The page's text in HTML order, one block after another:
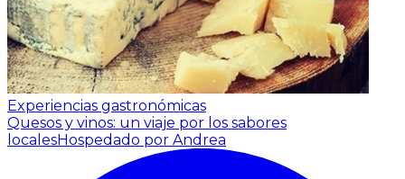
Experiencias gastronómicas
Quesos y vinos: un viaje por los sabores
localesHospedado por Andrea